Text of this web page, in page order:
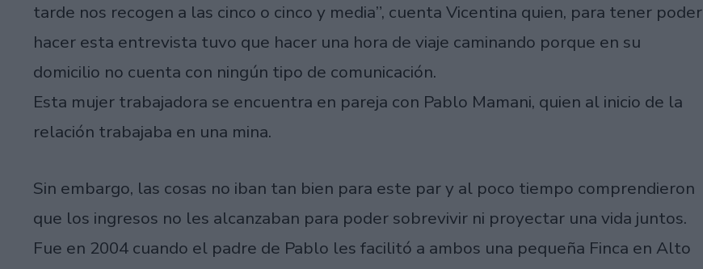
tarde nos recogen a las cinco o cinco y media”, cuenta Vicentina quien, para tener poder
hacer esta entrevista tuvo que hacer una hora de viaje caminando porque en su
domicilio no cuenta con ningún tipo de comunicación.
Esta mujer trabajadora se encuentra en pareja con Pablo Mamani, quien al inicio de la
relación trabajaba en una mina.
Sin embargo, las cosas no iban tan bien para este par y al poco tiempo comprendieron
que los ingresos no les alcanzaban para poder sobrevivir ni proyectar una vida juntos.
Fue en 2004 cuando el padre de Pablo les facilitó a ambos una pequeña Finca en Alto